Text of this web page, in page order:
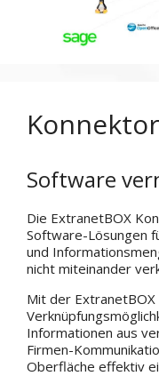
Software
Die ExtranetBOX
Software-Lösungen
und
nicht miteinander
Mit der ExtranetBOX
Informationen aus
Firmen-
Oberfläche effektiv